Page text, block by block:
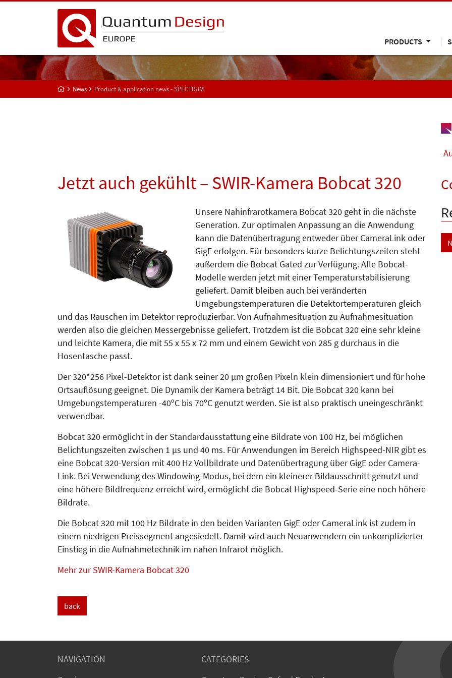
PRODUCTS
News Product & application news - SPECTRUM
Jetzt auch gekühlt – SWIR-Kamera Bobcat 320
Unsere Nahinfrarotkamera Bobcat 320 geht in die nächste
Generation. Zur optimalen Anpassung an die Anwendung
kann die Datenüber­tra­­gung entweder über CameraLink oder
GigE erfolgen. Für besonders kurze Belichtungszeiten steht
außerdem die Bobcat Gated zur Verfügung. Alle Bobcat-
Modelle werden jetzt mit einer Temperaturstabilisierung
geliefert. Damit bleiben auch bei veränderten
Umgebungstemperaturen die Detektortemperaturen gleich
und das Rauschen im Detektor reproduzierbar. Von Aufnahmesituation zu Aufnahmes­i­tuation
werden also die gleichen Messergebnisse geliefert. Trotzdem ist die Bobcat 320 eine sehr kleine
und leichte Kamera, die mit 55 x 55 x 72 mm und einem Gewicht von 285 g durchaus in die
Hosentasche passt.
Der 320*256 Pixel-Detektor ist dank seiner 20 µm großen Pixeln klein dimensioniert und für hohe
Ortsauflösung geeignet. Die Dynamik der Kamera beträgt 14 Bit. Die Bobcat 320 kann bei
Umgebungstemperaturen -40ºC bis 70ºC genutzt werden. Sie ist also praktisch uneingeschränkt
verwendbar.
Bobcat 320 ermöglicht in der Stan­dardausstattung eine Bildrate von 100 Hz, bei möglichen
Belich­tungs­zeiten zwischen 1 µs und 40 ms. Für Anwendungen im Bereich High­speed-NIR gibt es
eine Bobcat 320-Version mit 400 Hz Vollbildrate und Da­tenübertragung über GigE oder Camera­­
Link. Bei Verwendung des Win­dowing-Modus, bei dem ein kleinerer Bild­ausschnitt genutzt und
eine höhere Bildfrequenz erreicht wird, ermöglicht die Bobcat Highspeed-Serie eine noch höhere
Bildrate.
Die Bobcat 320 mit 100 Hz Bildrate in den beiden Varianten GigE oder Ca­me­ra­Link ist zudem in
einem niedrigen Preissegment angesiedelt. Damit wird auch Neuanwendern ein unkomplizierter
Einstieg in die Aufnahmetechnik im nahen Infrarot möglich.
Mehr zur SWIR-Kamera Bobcat 320
back
NAVIGATION
CATEGORIES